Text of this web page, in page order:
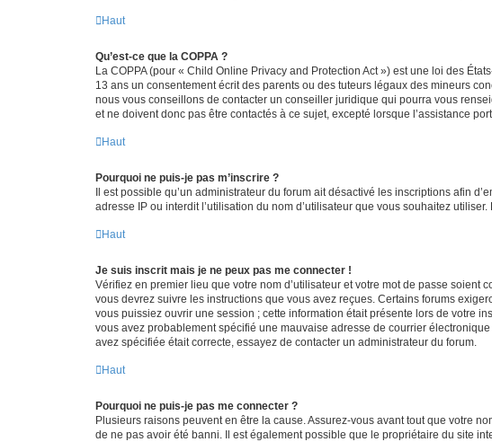
Haut
Qu’est-ce que la COPPA ?
La COPPA (pour « Child Online Privacy and Protection Act ») est une loi des
13 ans un consentement écrit des parents ou des tuteurs légaux des mineurs
nous vous conseillons de contacter un conseiller juridique qui pourra vous
et ne doivent donc pas être contactés à ce sujet, excepté lorsque l’assistance
Haut
Pourquoi ne puis-je pas m’inscrire ?
Il est possible qu’un administrateur du forum ait désactivé les inscriptions afin
adresse IP ou interdit l’utilisation du nom d’utilisateur que vous souhaitez
Haut
Je suis inscrit mais je ne peux pas me connecter !
Vérifiez en premier lieu que votre nom d’utilisateur et votre mot de passe soient
vous devrez suivre les instructions que vous avez reçues. Certains forums
vous puissiez ouvrir une session ; cette information était présente lors de votre
vous avez probablement spécifié une mauvaise adresse de courrier
avez spécifiée était correcte, essayez de contacter un administrateur du forum.
Haut
Pourquoi ne puis-je pas me connecter ?
Plusieurs raisons peuvent en être la cause. Assurez-vous avant tout que votre
de ne pas avoir été banni. Il est également possible que le propriétaire du site